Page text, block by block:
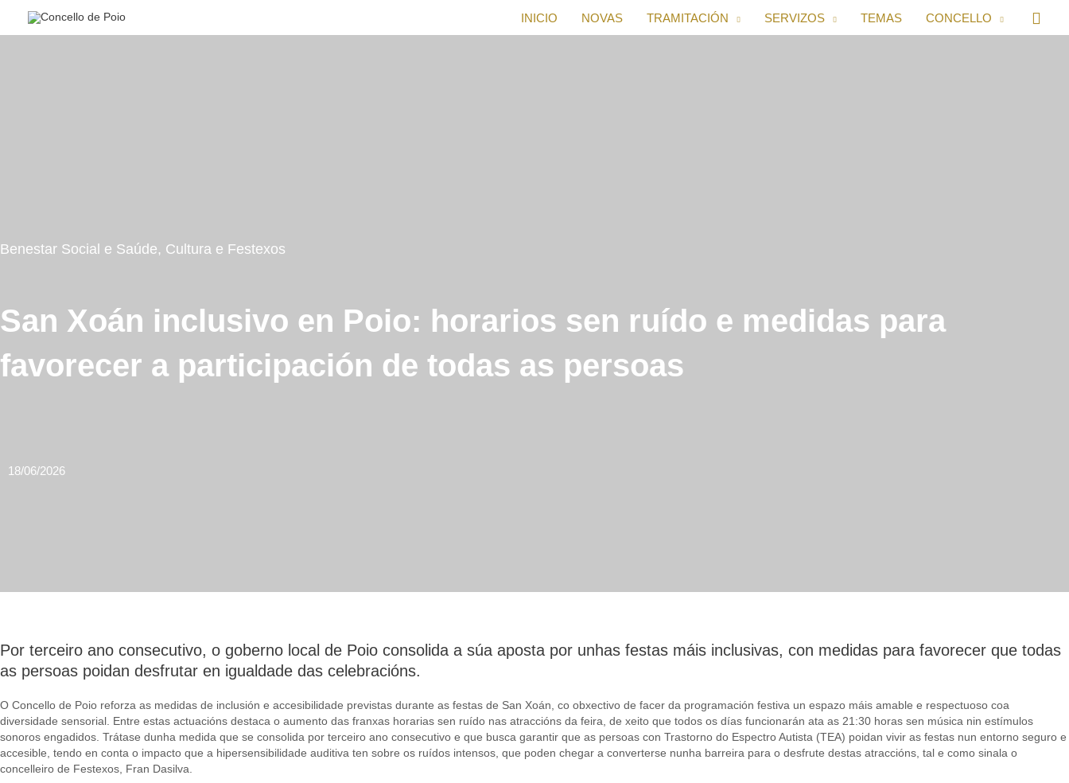
INICIO NOVAS TRAMITACIÓN SERVIZOS TEMAS CONCELLO
Benestar Social e Saúde, Cultura e Festexos
San Xoán inclusivo en Poio: horarios sen ruído e medidas para
favorecer a participación de todas as persoas
18/06/2026
Por terceiro ano consecutivo, o goberno local de Poio consolida a súa aposta por unhas festas máis inclusivas, con medidas para favorecer que todas
as persoas poidan desfrutar en igualdade das celebracións.
O Concello de Poio reforza as medidas de inclusión e accesibilidade previstas durante as festas de San Xoán, co obxectivo de facer da programación festiva un espazo máis amable e respectuoso coa
diversidade sensorial. Entre estas actuacións destaca o aumento das franxas horarias sen ruído nas atraccións da feira, de xeito que todos os días funcionarán ata as 21:30 horas sen música nin estímulos
sonoros engadidos. Trátase dunha medida que se consolida por terceiro ano consecutivo e que busca garantir que as persoas con Trastorno do Espectro Autista (TEA) poidan vivir as festas nun entorno seguro e
accesible, tendo en conta o impacto que a hipersensibilidade auditiva ten sobre os ruídos intensos, que poden chegar a converterse nunha barreira para o desfrute destas atraccións, tal e como sinala o
concelleiro de Festexos, Fran Dasilva.